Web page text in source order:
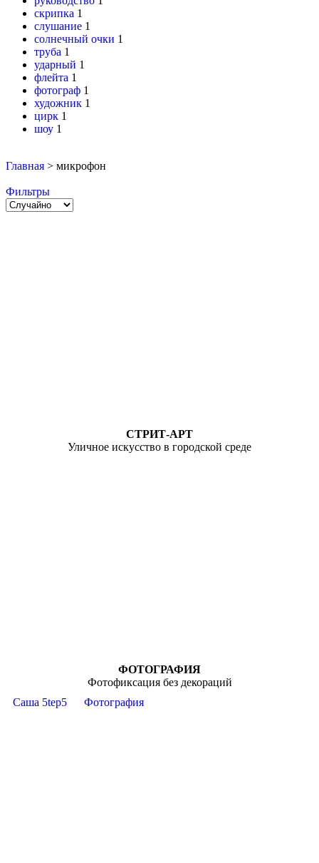
скрипка 1
слушание 1
солнечный очки 1
труба 1
ударный 1
флейта 1
фотограф 1
художник 1
цирк 1
шоу 1
Главная > микрофон
Фильтры
СТРИТ-АРТ
Уличное искусство в городской среде
ФОТОГРАФИЯ
Фотофиксация без декораций
Саша 5tep5
Фотография